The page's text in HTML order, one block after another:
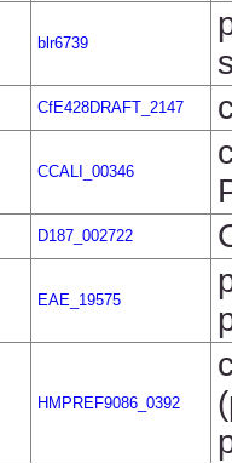
blr6739
CfE428DRAFT_2147
CCALI_00346
D187_002722
EAE_19575
HMPREF9086_0392